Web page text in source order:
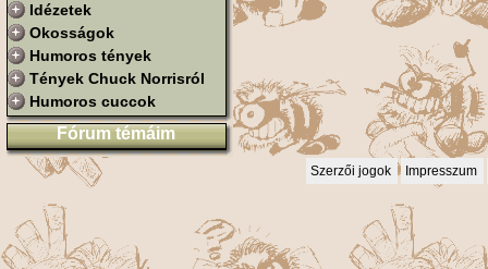
Idézetek
Okosságok
Humoros tények
Tények Chuck Norrisról
Humoros cuccok
Fórum témáim
Szerzői jogok Impresszum